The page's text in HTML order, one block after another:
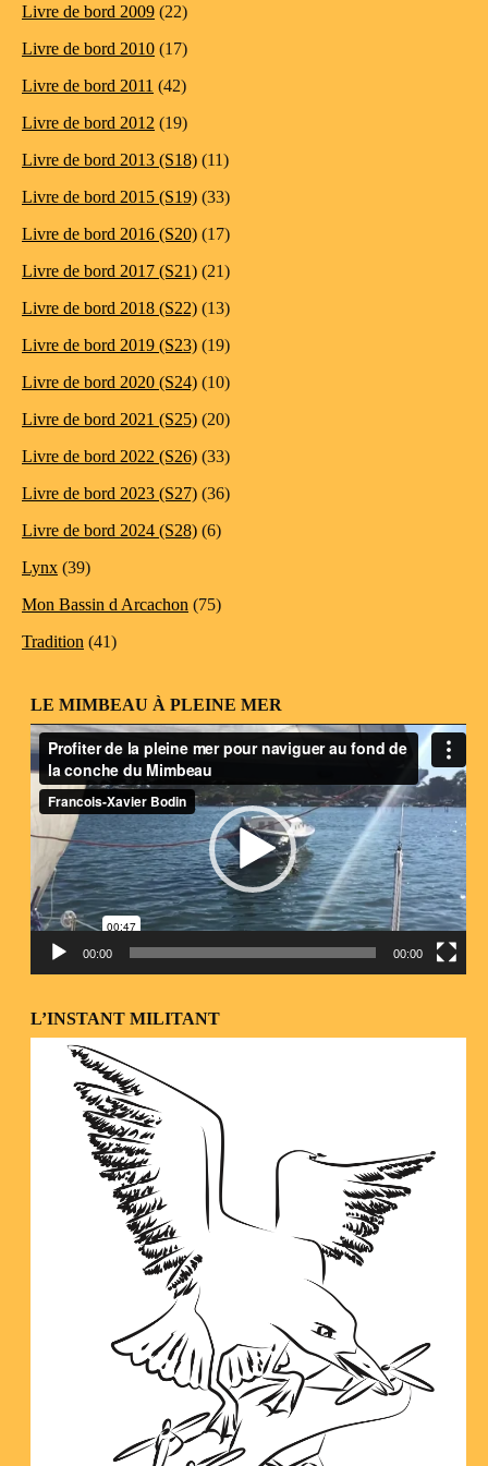
Livre de bord 2009 (22)
Livre de bord 2010 (17)
Livre de bord 2011 (42)
Livre de bord 2012 (19)
Livre de bord 2013 (S18) (11)
Livre de bord 2015 (S19) (33)
Livre de bord 2016 (S20) (17)
Livre de bord 2017 (S21) (21)
Livre de bord 2018 (S22) (13)
Livre de bord 2019 (S23) (19)
Livre de bord 2020 (S24) (10)
Livre de bord 2021 (S25) (20)
Livre de bord 2022 (S26) (33)
Livre de bord 2023 (S27) (36)
Livre de bord 2024 (S28) (6)
Lynx (39)
Mon Bassin d Arcachon (75)
Tradition (41)
LE MIMBEAU À PLEINE MER
Lecteur
vidéo
00:00 00:00
L’INSTANT MILITANT